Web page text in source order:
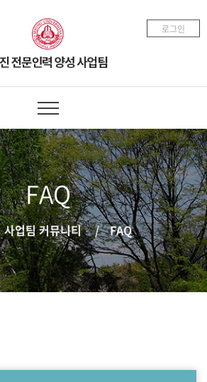
로그인
FAQ
사업팀 커뮤니티 FAQ